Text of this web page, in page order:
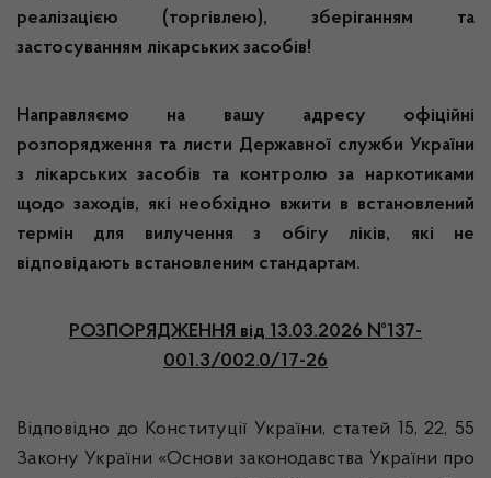
реалізацією (торгівлею), зберіганням та
застосуванням лікарських засобів!
Направляємо на вашу адресу офіційні
розпорядження та листи Державної служби України
з лікарських засобів та контролю за наркотиками
щодо заходів, які необхідно вжити в встановлений
термін для вилучення з обігу ліків, які не
відповідають встановленим стандартам.
РОЗПОРЯДЖЕННЯ від 13.03.2026 №137-
001.3/002.0/17-26
Відповідно до Конституції України, статей 15, 22, 55
Закону України «Основи законодавства України про